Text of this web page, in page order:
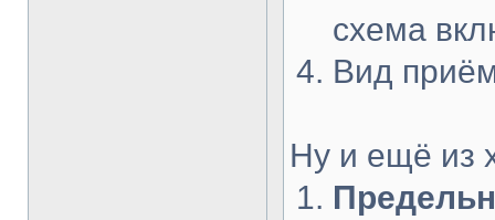
схема
Вид
Ну и ещё из